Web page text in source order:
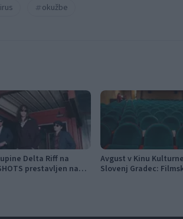
okužbe
Delta Riff na
prestavljen na
Avgust v Kinu
Slovenj Gradec: